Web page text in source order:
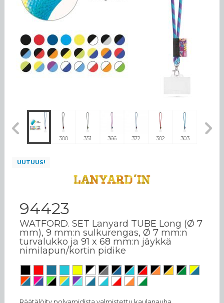
300 351 366 372 302 303
UUTUUS!
94423
WATFORD. SET Lanyard TUBE Long (Ø 7
mm), 9 mm:n sulkurengas, Ø 7 mm:n
turvalukko ja 91 x 68 mm:n jäykkä
nimilapun/kortin pidike